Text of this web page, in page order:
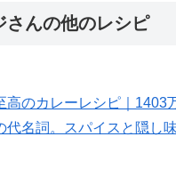
さんの他のレシピ
高のカレーレシピ｜1403
代名詞。スパイスと隠し